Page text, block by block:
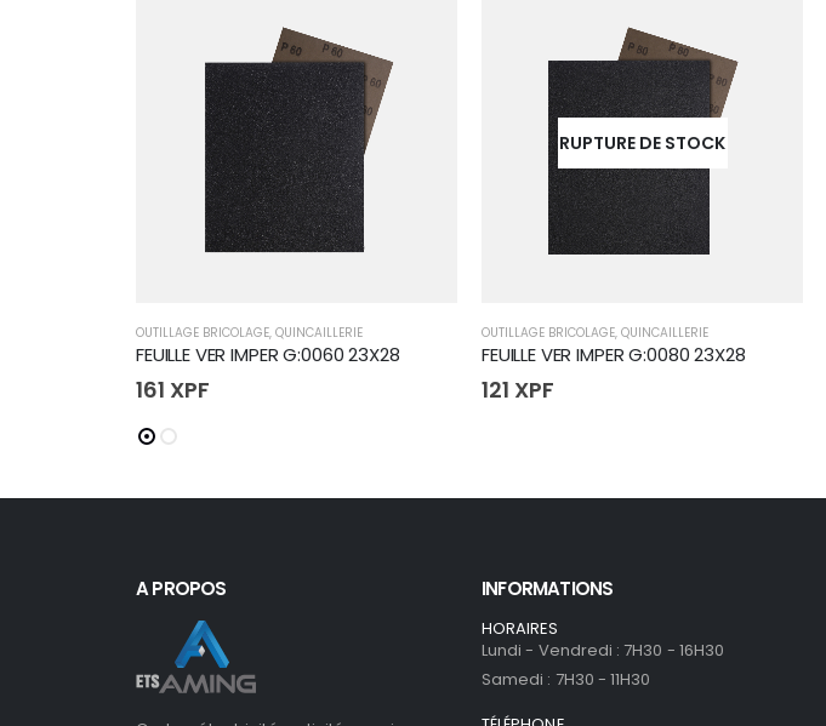
OUTILLAGE BRICOLAGE, QUINCAILLERIE
FEUILLE VER IMPER G:0060 23X28
161 XPF
RUPTURE DE STOCK
OUTILLAGE BRICOLAGE, QUINCAILLERIE
FEUILLE VER IMPER G:0080 23X28
121 XPF
A PROPOS INFORMATIONS
HORAIRES
Lundi - Vendredi : 7H30 - 16H30
Samedi : 7H30 - 11H30